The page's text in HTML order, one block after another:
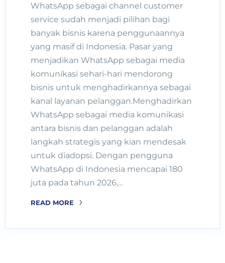
WhatsApp sebagai channel customer
service sudah menjadi pilihan bagi
banyak bisnis karena penggunaannya
yang masif di Indonesia. Pasar yang
menjadikan WhatsApp sebagai media
komunikasi sehari-hari mendorong
bisnis untuk menghadirkannya sebagai
kanal layanan pelanggan.Menghadirkan
WhatsApp sebagai media komunikasi
antara bisnis dan pelanggan adalah
langkah strategis yang kian mendesak
untuk diadopsi. Dengan pengguna
WhatsApp di Indonesia mencapai 180
juta pada tahun 2026,…
READ MORE